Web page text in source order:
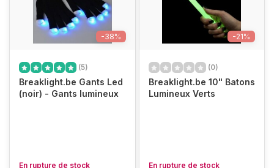
-38%
(5)
Breaklight.be Gants Led
(noir) - Gants lumineux
En rupture de stock
-21%
(0)
Breaklight.be 10" Batons
Lumineux Verts
En rupture de stock